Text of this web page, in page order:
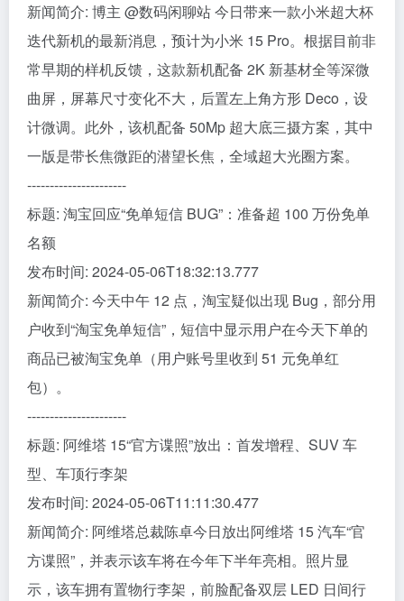
新闻简介: 博主 @数码闲聊站 今日带来一款小米超大杯
迭代新机的最新消息，预计为小米 15 Pro。根据目前非
常早期的样机反馈，这款新机配备 2K 新基材全等深微
曲屏，屏幕尺寸变化不大，后置左上角方形 Deco，设
计微调。此外，该机配备 50Mp 超大底三摄方案，其中
一版是带长焦微距的潜望长焦，全域超大光圈方案。
----------------------
标题: 淘宝回应“免单短信 BUG”：准备超 100 万份免单
名额
发布时间: 2024-05-06T18:32:13.777
新闻简介: 今天中午 12 点，淘宝疑似出现 Bug，部分用
户收到“淘宝免单短信”，短信中显示用户在今天下单的
商品已被淘宝免单（用户账号里收到 51 元免单红
包）。
----------------------
标题: 阿维塔 15“官方谍照”放出：首发增程、SUV 车
型、车顶行李架
发布时间: 2024-05-06T11:11:30.477
新闻简介: 阿维塔总裁陈卓今日放出阿维塔 15 汽车“官
方谍照”，并表示该车将在今年下半年亮相。照片显
示，该车拥有置物行李架，前脸配备双层 LED 日间行